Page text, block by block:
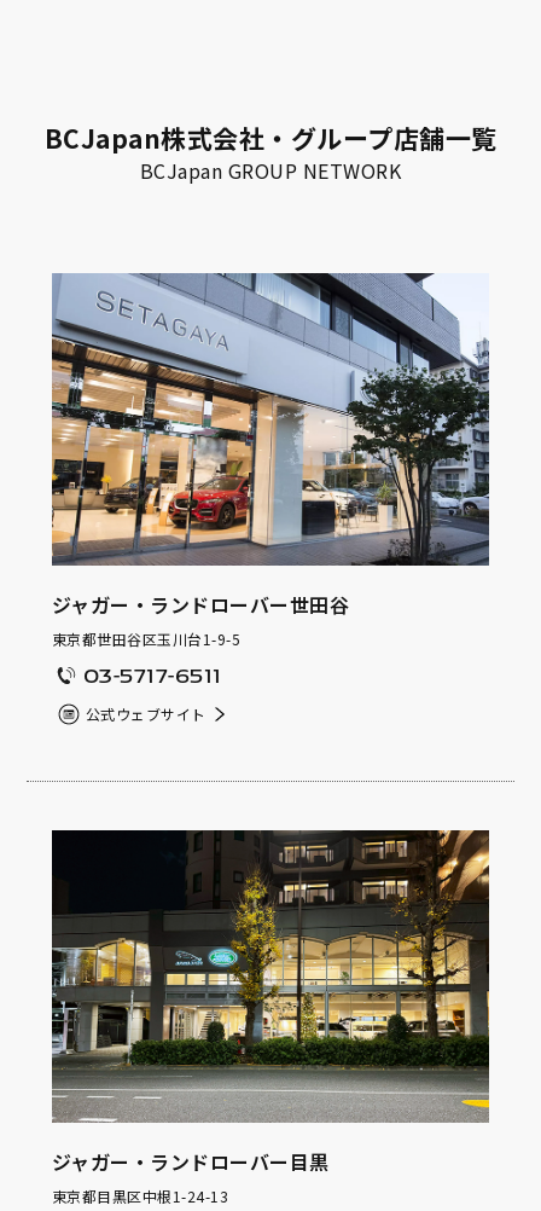
BCJapan株式会社・グループ店舗一覧
BCJapan GROUP NETWORK
ジャガー・ランドローバー世田谷
東京都世田谷区玉川台1-9-5
03-5717-6511
公式ウェブサイト
ジャガー・ランドローバー目黒
東京都目黒区中根1-24-13